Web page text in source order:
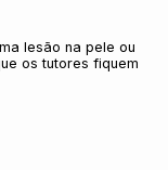
lesão na pele ou
os tutores fiquem